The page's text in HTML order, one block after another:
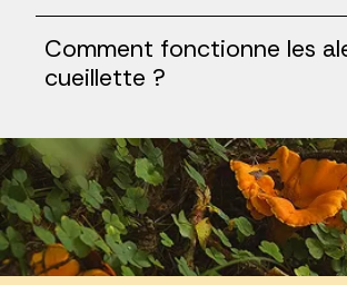
Comment fonctionne les
cueillette ?